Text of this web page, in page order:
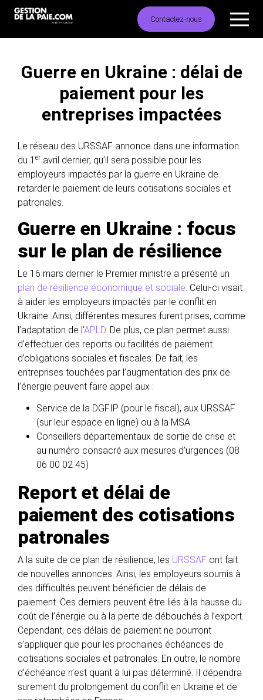
Contactez-nous
Guerre en Ukraine : délai de
paiement pour les
entreprises impactées
Le réseau des URSSAF annonce dans une information
du 1 er avril dernier, qu’il sera possible pour les
employeurs impactés par la guerre en Ukraine de
retarder le paiement de leurs cotisations sociales et
patronales.
Guerre en Ukraine : focus
sur le plan de résilience
Le 16 mars dernier le Premier ministre a présenté un
plan de résilience économique et sociale. Celui-ci visait
à aider les employeurs impactés par le conflit en
Ukraine. Ainsi, différentes mesures furent prises, comme
l’adaptation de l’APLD. De plus, ce plan permet aussi
d’effectuer des reports ou facilités de paiement
d’obligations sociales et fiscales. De fait, les
entreprises touchées par l’augmentation des prix de
l’énergie peuvent faire appel aux :
Service de la DGFIP (pour le fiscal), aux URSSAF
(sur leur espace en ligne) ou à la MSA.
Conseillers départementaux de sortie de crise et
au numéro consacré aux mesures d’urgences (08
06 00 02 45)
Report et délai de
paiement des cotisations
patronales
A la suite de ce plan de résilience, les URSSAF ont fait
de nouvelles annonces. Ainsi, les employeurs soumis à
des difficultés peuvent bénéficier de délais de
paiement. Ces derniers peuvent être liés à la hausse du
coût de l’énergie ou à la perte de débouchés à l’export.
Cependant, ces délais de paiement ne pourront
s’appliquer que pour les prochaines échéances de
cotisations sociales et patronales. En outre, le nombre
d’échéance n’est quant à lui pas déterminé. Il dépendra
surement du prolongement du conflit en Ukraine et de